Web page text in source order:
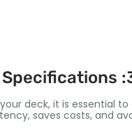
deck, it is essential
, saves costs, and